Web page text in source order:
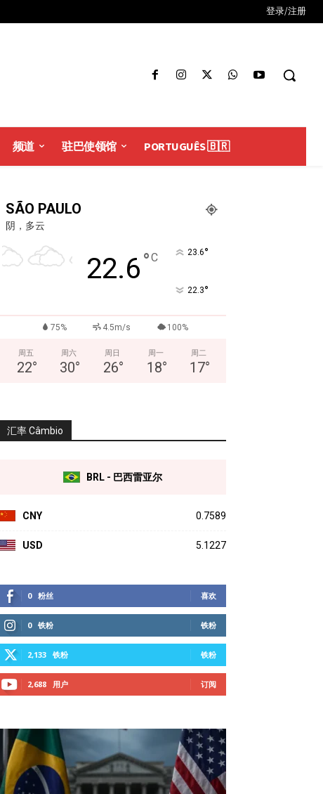
登录/注册
频道 驻巴使领馆 PORTUGUÊS 🇧🇷
SÃO PAULO
阴，多云
22.6°C 23.6°
22.3°
75% 4.5m/s 100%
周五
22°
周六
30°
周日
26°
周一
18°
周二
17°
汇率 Câmbio
BRL - 巴西雷亚尔
CNY 0.7589
USD 5.1227
0 粉丝 喜欢
0 铁粉 铁粉
2,133 铁粉 铁粉
2,688 用户 订阅